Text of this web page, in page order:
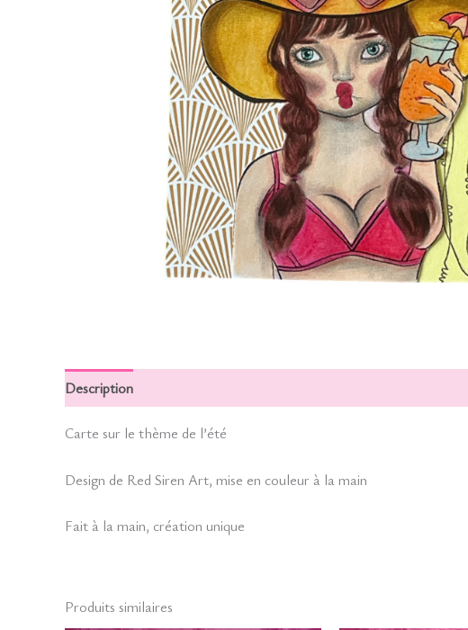
Description
Carte sur le thème de l’été
Design de Red Siren Art, mise en couleur à la main
Fait à la main, création unique
Produits similaires